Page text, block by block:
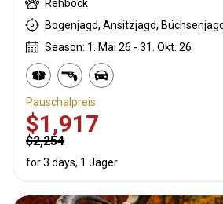
Rehbock
Bogenjagd, Ansitzjagd,
Season: 1. Mai 26 - 31. Okt. 26
Pauschalpreis
$1,917
$2,254
for 3 days, 1 Jäger